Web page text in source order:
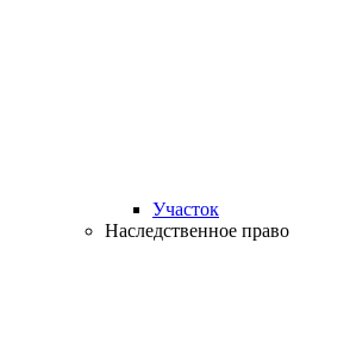
Участок
Наследственное право